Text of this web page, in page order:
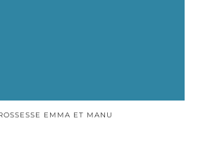
EMMA ET MANU